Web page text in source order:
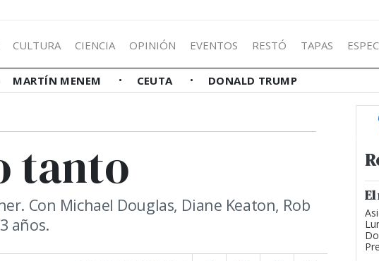
CULTURA CIENCIA OPINIÓN EVENTOS RESTÓ TAPAS
MARTÍN MENEM CEUTA DONALD TRUMP
tanto
Con Michael Douglas, Diane Keaton, Rob
años.
El